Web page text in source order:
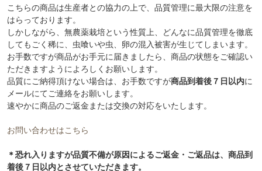
こちらの商品は生産者との協力の上で、品質管理に最大限の注意を
はらっております。
しかしながら、無農薬栽培という性質上、どんなに品質管理を徹底
してもごく稀に、虫喰いや虫、卵の混入被害が生じてしまいます。
お手数ですが商品がお手元に届きましたら、商品の状態をご確認い
ただきますようによろしくお願いします。
品質にご納得頂けない場合は、お手数ですが商品到着後７日以内に
メールにてご連絡をお願いします。
速やかに商品のご返金または交換の対応をいたします。
お問い合わせはこちら
＊恐れ入りますが品質不備が原因によるご返金・ご返品は、商品到
着後７日以内とさせていただきます。